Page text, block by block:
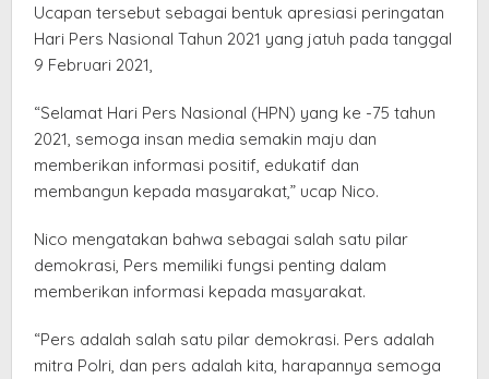
Ucapan tersebut sebagai bentuk apresiasi peringatan
Hari Pers Nasional Tahun 2021 yang jatuh pada tanggal
9 Februari 2021,
“Selamat Hari Pers Nasional (HPN) yang ke -75 tahun
2021, semoga insan media semakin maju dan
memberikan informasi positif, edukatif dan
membangun kepada masyarakat,” ucap Nico.
Nico mengatakan bahwa sebagai salah satu pilar
demokrasi, Pers memiliki fungsi penting dalam
memberikan informasi kepada masyarakat.
“Pers adalah salah satu pilar demokrasi. Pers adalah
mitra Polri, dan pers adalah kita, harapannya semoga